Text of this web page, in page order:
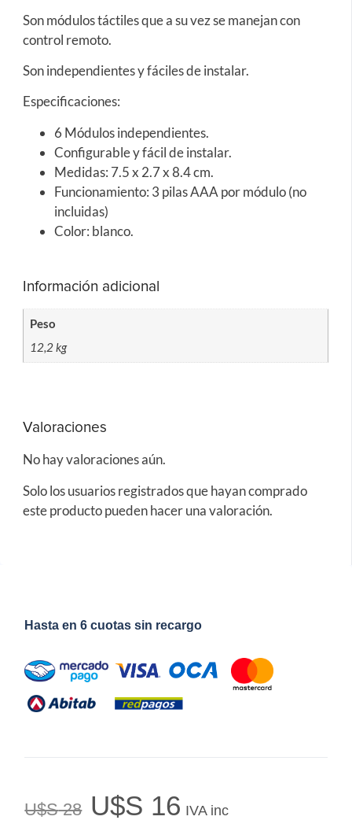
Son módulos táctiles que a su vez se manejan con
control remoto.
Son independientes y fáciles de instalar.
Especificaciones:
6 Módulos independientes.
Configurable y fácil de instalar.
Medidas: 7.5 x 2.7 x 8.4 cm.
Funcionamiento: 3 pilas AAA por módulo (no
incluidas)
Color: blanco.
Información adicional
Peso
12,2 kg
Valoraciones
No hay valoraciones aún.
Solo los usuarios registrados que hayan comprado
este producto pueden hacer una valoración.
Hasta en 6 cuotas sin recargo
U$S28 U$S 16 IVA inc